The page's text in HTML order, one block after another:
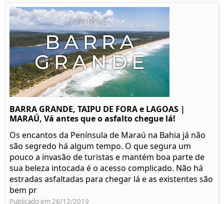
BARRA GRANDE, TAIPU DE FORA e LAGOAS |
MARAÚ, Vá antes que o asfalto chegue lá!
Os encantos da Península de Maraú na Bahia já não
são segredo há algum tempo. O que segura um
pouco a invasão de turistas e mantém boa parte de
sua beleza intocada é o acesso complicado. Não há
estradas asfaltadas para chegar lá e as existentes são
bem pr
Publicado em 26/12/2019